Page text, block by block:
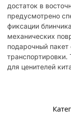
достаток в
предусмотрено
фиксации
механических
подарочный
для ценителей